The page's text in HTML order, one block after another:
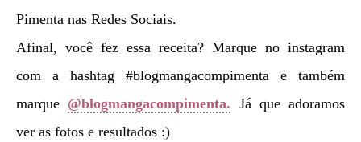
Pimenta nas Redes Sociais.
Afinal, você fez essa receita? Marque no instagram
com a hashtag #blogmangacompimenta e também
marque @blogmangacompimenta. Já que adoramos
ver as fotos e resultados :)